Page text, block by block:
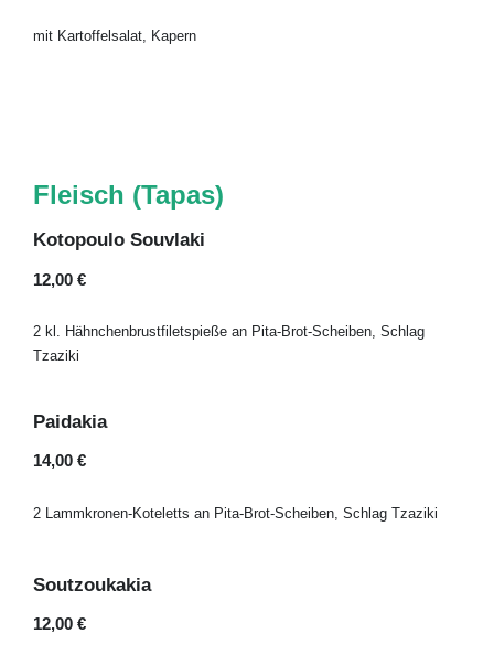
mit Kartoffelsalat, Kapern
Fleisch (Tapas)
Kotopoulo Souvlaki
12,00 €
2 kl. Hähnchenbrustfiletspieße an Pita-Brot-Scheiben, Schlag
Tzaziki
Paidakia
14,00 €
2 Lammkronen-Koteletts an Pita-Brot-Scheiben, Schlag Tzaziki
Soutzoukakia
12,00 €